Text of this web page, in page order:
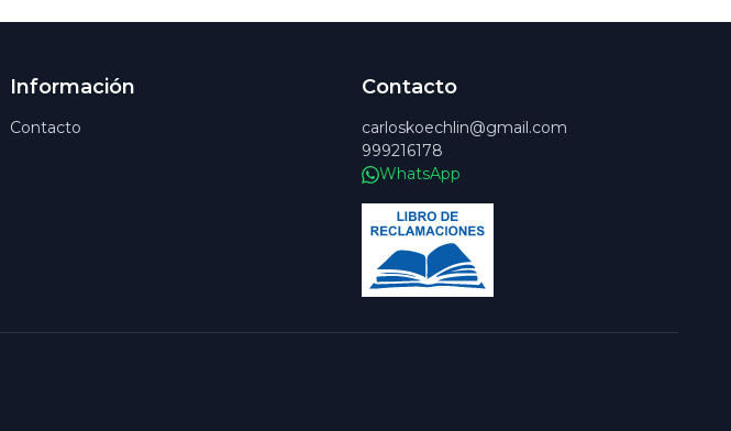
Información
Contacto
Contacto
carloskoechlin@gmail.com
999216178
WhatsApp